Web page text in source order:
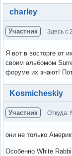
charley
Участник Здесь с
Я вот в восторге от
своим альбомом
форуме их знают!
Вне форума
Kosmicheskiy
Участник Откуда:
они не только
Особенно White